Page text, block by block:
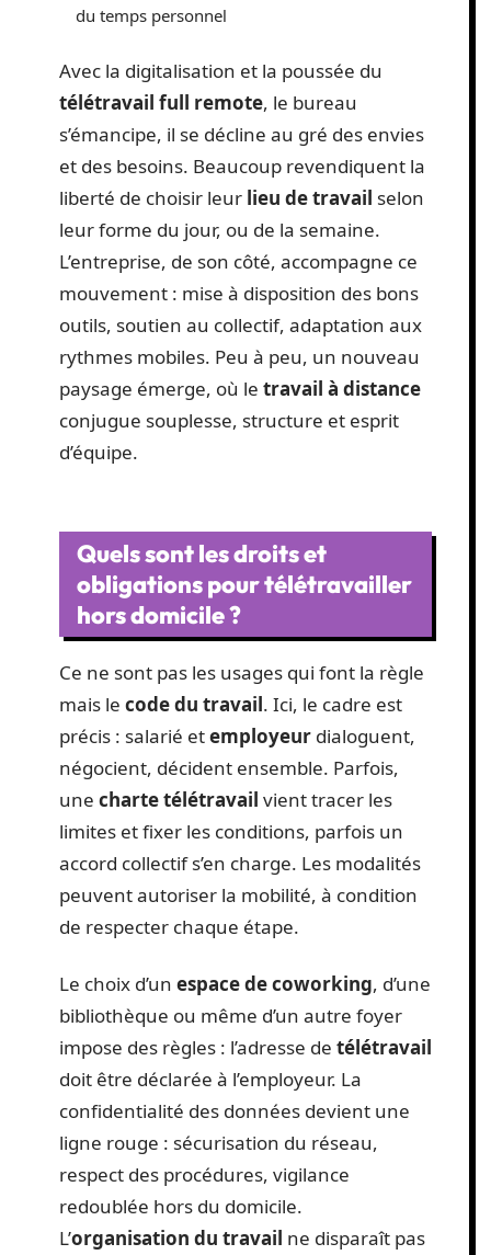
du temps personnel
Avec la digitalisation et la poussée du
télétravail full remote, le bureau
s’émancipe, il se décline au gré des envies
et des besoins. Beaucoup revendiquent la
liberté de choisir leur lieu de travail selon
leur forme du jour, ou de la semaine.
L’entreprise, de son côté, accompagne ce
mouvement : mise à disposition des bons
outils, soutien au collectif, adaptation aux
rythmes mobiles. Peu à peu, un nouveau
paysage émerge, où le travail à distance
conjugue souplesse, structure et esprit
d’équipe.
Quels sont les droits et
obligations pour télétravailler
hors domicile ?
Ce ne sont pas les usages qui font la règle
mais le code du travail. Ici, le cadre est
précis : salarié etemployeur dialoguent,
négocient, décident ensemble. Parfois,
une charte télétravail vient tracer les
limites et fixer les conditions, parfois un
accord collectif s’en charge. Les modalités
peuvent autoriser la mobilité, à condition
de respecter chaque étape.
Le choix d’un espace de coworking, d’une
bibliothèque ou même d’un autre foyer
impose des règles : l’adresse de télétravail
doit être déclarée à l’employeur. La
confidentialité des données devient une
ligne rouge : sécurisation du réseau,
respect des procédures, vigilance
redoublée hors du domicile.
L’organisation du travail ne disparaît pas